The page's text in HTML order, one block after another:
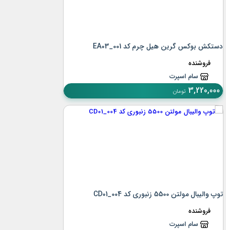
دستکش بوکس گرین هیل چرم کد EA03_001
فروشنده
سام اسپرت
3,220,000 تومان
توپ والیبال مولتن 5500 زنبوری کد CD01_004
فروشنده
سام اسپرت